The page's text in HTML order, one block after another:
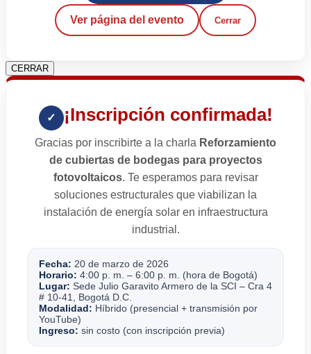
Ver página del evento Cerrar
CERRAR
✓ ¡Inscripción confirmada!
Gracias por inscribirte a la charla Reforzamiento
de cubiertas de bodegas para proyectos
fotovoltaicos. Te esperamos para revisar
soluciones estructurales que viabilizan la
instalación de energía solar en infraestructura
industrial.
Fecha: 20 de marzo de 2026
Horario: 4:00 p. m. – 6:00 p. m. (hora de Bogotá)
Lugar: Sede Julio Garavito Armero de la SCI – Cra 4
# 10-41, Bogotá D.C.
Modalidad: Híbrido (presencial + transmisión por
YouTube)
Ingreso: sin costo (con inscripción previa)